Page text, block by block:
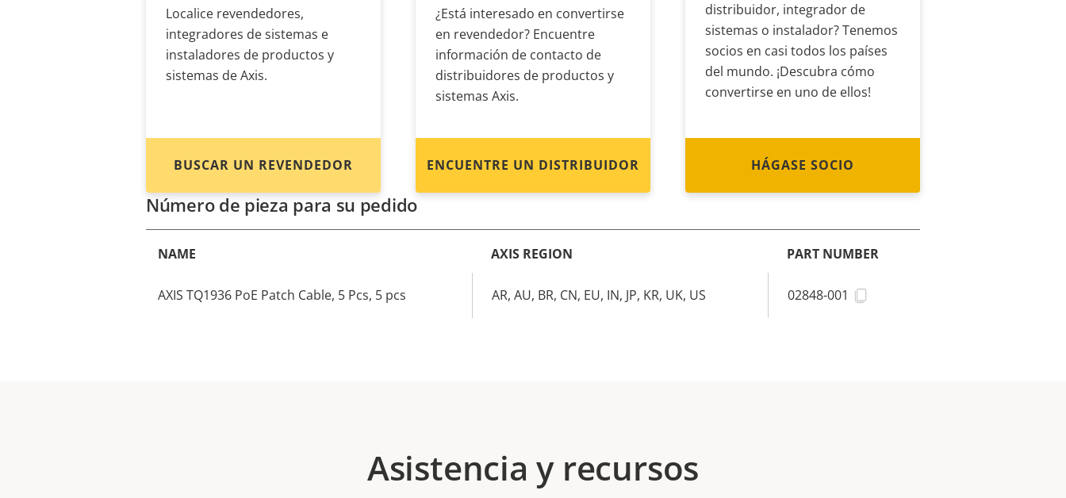
Localice revendedores,
integradores de sistemas e
instaladores de productos y
sistemas de Axis.
BUSCAR UN REVENDEDOR
¿Está interesado en convertirse
en revendedor? Encuentre
información de contacto de
distribuidores de productos y
sistemas Axis.
ENCUENTRE UN DISTRIBUIDOR
distribuidor, integrador de
sistemas o instalador? Tenemos
socios en casi todos los países
del mundo. ¡Descubra cómo
convertirse en uno de ellos!
HÁGASE SOCIO
Número de pieza para su pedido
NAME AXIS REGION PART NUMBER
AXIS TQ1936 PoE Patch Cable, 5 Pcs, 5 pcs AR, AU, BR, CN, EU, IN, JP, KR, UK, US 02848-001
Asistencia y recursos